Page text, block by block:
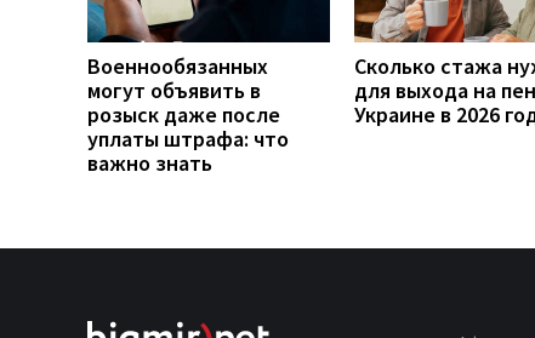
Военнообязанных
могут объявить в
розыск даже после
уплаты штрафа: что
важно знать
Сколько стажа
для выхода на
Украине в 2026